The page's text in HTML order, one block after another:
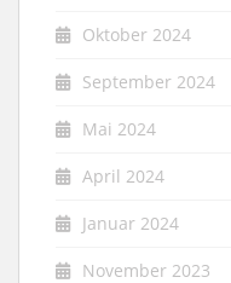
Oktober 2024
September 2024
Mai 2024
April 2024
Januar 2024
November 2023